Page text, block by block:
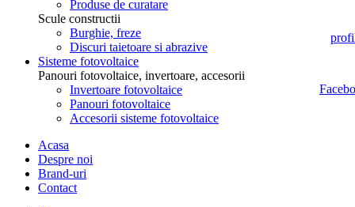
Produse de curatare
Scule constructii
Burghie, freze
Discuri taietoare si abrazive
Sisteme fotovoltaice
Panouri fotovoltaice, invertoare, accesorii
Invertoare fotovoltaice
Panouri fotovoltaice
Accesorii sisteme fotovoltaice
Acasa
Despre noi
Brand-uri
Contact